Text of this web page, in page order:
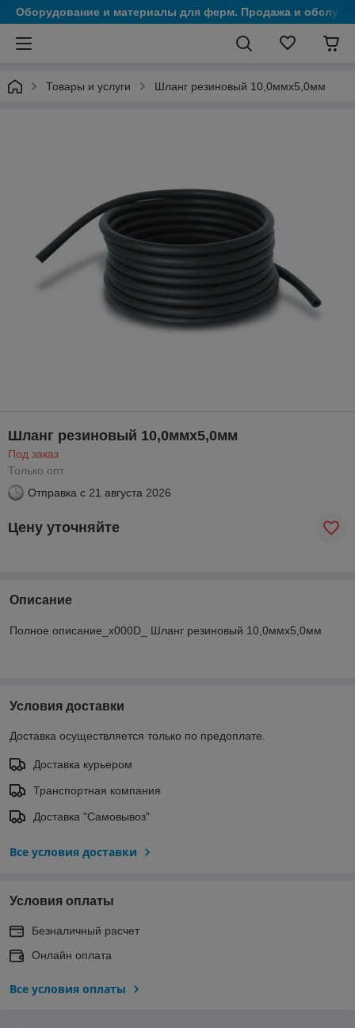
Оборудование и материалы для ферм. Продажа и
Товары и услуги Шланг резиновый 10,0ммх5,0мм
Шланг резиновый 10,0ммх5,0мм
Под заказ
Только опт
Отправка с 21 августа 2026
Цену уточняйте
Описание
Полное описание_x000D_ Шланг резиновый 10,0ммх5,0мм
Условия доставки
Доставка осуществляется только по предоплате.
Доставка курьером
Транспортная компания
Доставка "Самовывоз"
Все условия доставки
Условия оплаты
Безналичный расчет
Онлайн оплата
Все условия оплаты